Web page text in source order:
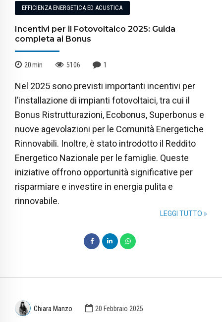
EFFICIENZA ENERGETICA ED ACUSTICA
Incentivi per il Fotovoltaico 2025: Guida
completa ai Bonus
20min 5106 1
Nel 2025 sono previsti importanti incentivi per
l’installazione di impianti fotovoltaici, tra cui il
Bonus Ristrutturazioni, Ecobonus, Superbonus e
nuove agevolazioni per le Comunità Energetiche
Rinnovabili. Inoltre, è stato introdotto il Reddito
Energetico Nazionale per le famiglie. Queste
iniziative offrono opportunità significative per
risparmiare e investire in energia pulita e
rinnovabile.
LEGGI TUTTO »
Chiara Manzo 20 Febbraio 2025